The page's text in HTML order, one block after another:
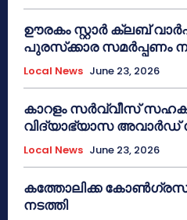
ഊരകം സ്റ്റാർ ക്ലബ്
പുരസ്‌ക്കാര സമർപ്പണം
Local News June 23, 2026
കാറളം സർവ്വീസ്
വിദ്യാഭ്യാസ അവാർഡ്
Local News June 23, 2026
കത്തോലിക്ക
നടത്തി